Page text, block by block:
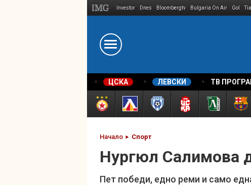
Investor Dnes Bloombergtv Bulgaria On Air Gol
ЦСКА ЛЕВСКИ ТВ
Начало Спорт
Нургюл Салимова
Пет победи, едно реми и само